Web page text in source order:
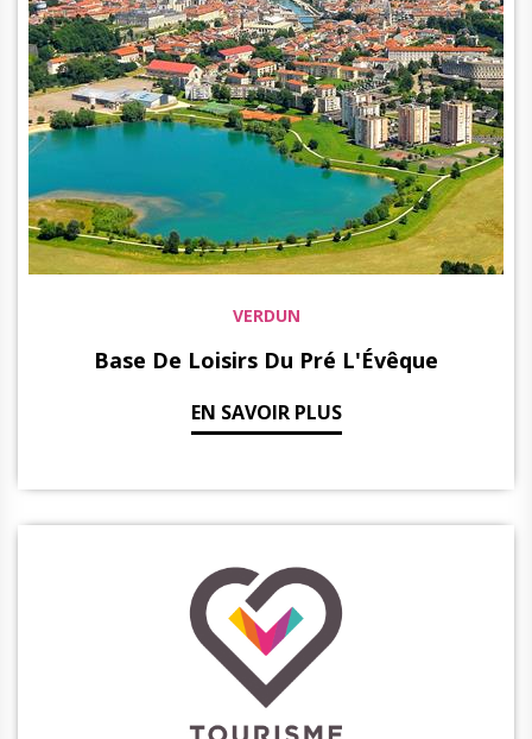
VERDUN
Base De Loisirs Du Pré L'Évêque
EN SAVOIR PLUS